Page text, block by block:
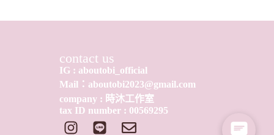
contact us
IG : aboutobi_official
Mail：aboutobi2023@gmail.com
company : 時沐工作室
tax ID number : 0​0​569295